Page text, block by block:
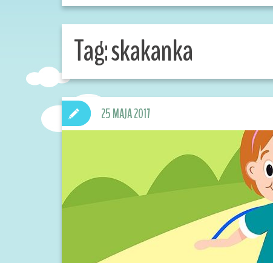
Tag:skakanka
25 MAJA 2017